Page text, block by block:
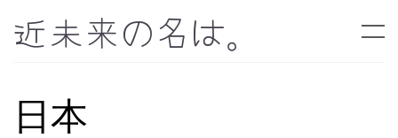
近未来の名は。
日本